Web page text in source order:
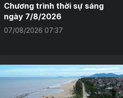
Chương trình thời sự sáng
ngày 7/8/2026
07/08/2026 07:37